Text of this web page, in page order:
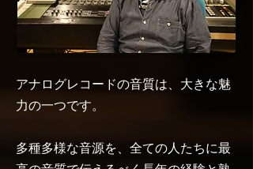
アナログレコードの音質は、大きな魅
力の一つです。
多種多様な音源を、全ての人たちに最